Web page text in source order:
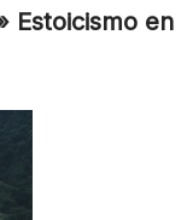
Estoicismo en